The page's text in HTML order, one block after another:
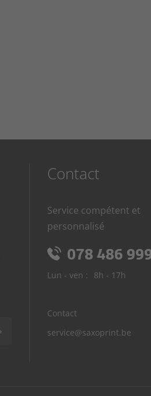
Contact
Service compétent et
personnalisé
078 486
Lun - ven : 8h - 17h
Contact
service@saxoprint.be